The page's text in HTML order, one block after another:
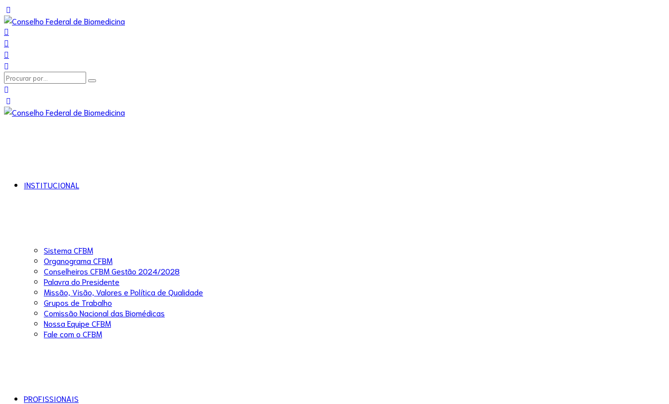
INSTITUCIONAL
Sistema CFBM
Organograma CFBM
Conselheiros CFBM Gestão 2024/2028
Palavra do Presidente
Missão, Visão, Valores e Política de Qualidade
Grupos de Trabalho
Comissão Nacional das Biomédicas
Nossa Equipe CFBM
Fale com o CFBM
PROFISSIONAIS